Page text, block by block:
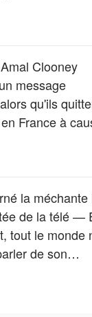
Clooney
message
qu'ils
France à
forêt — Tous les
la méchante
de la télé —
tout le monde
de son
la nouvelle